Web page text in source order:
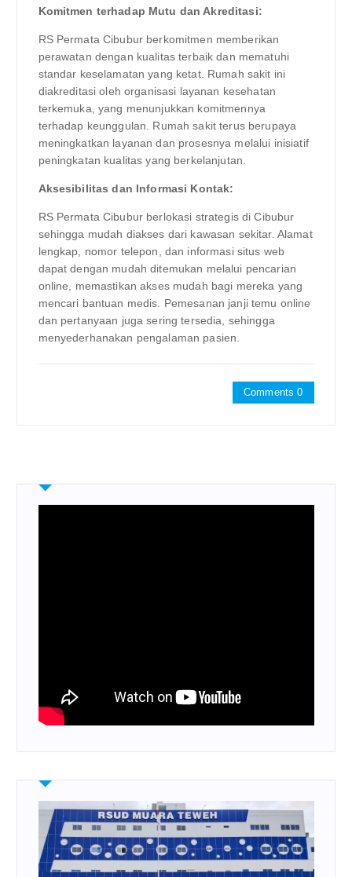
Komitmen terhadap Mutu dan Akreditasi:
RS Permata Cibubur berkomitmen memberikan
perawatan dengan kualitas terbaik dan mematuhi
standar keselamatan yang ketat. Rumah sakit ini
diakreditasi oleh organisasi layanan kesehatan
terkemuka, yang menunjukkan komitmennya
terhadap keunggulan. Rumah sakit terus berupaya
meningkatkan layanan dan prosesnya melalui inisiatif
peningkatan kualitas yang berkelanjutan.
Aksesibilitas dan Informasi Kontak:
RS Permata Cibubur berlokasi strategis di Cibubur
sehingga mudah diakses dari kawasan sekitar. Alamat
lengkap, nomor telepon, dan informasi situs web
dapat dengan mudah ditemukan melalui pencarian
online, memastikan akses mudah bagi mereka yang
mencari bantuan medis. Pemesanan janji temu online
dan pertanyaan juga sering tersedia, sehingga
menyederhanakan pengalaman pasien.
Comments 0